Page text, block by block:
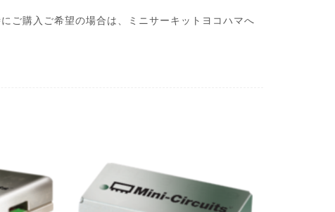
ご購入ご希望の場合は、ミニサーキットヨコハマへ